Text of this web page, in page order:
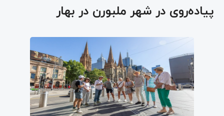
پیاده‌روی در شهر ملبورن در بهار